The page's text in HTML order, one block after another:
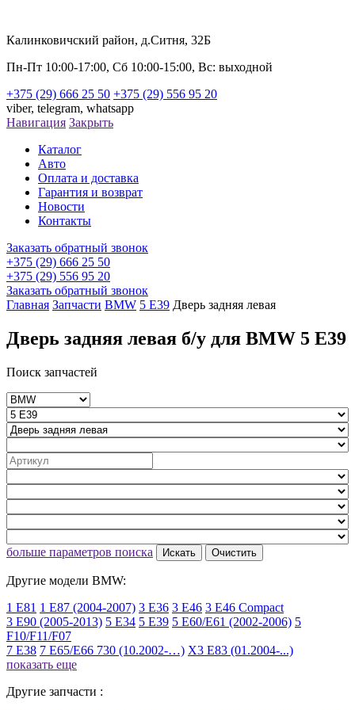
Калинковичский район, д.Ситня, 32Б
Пн-Пт 10:00-17:00, Сб 10:00-15:00, Вс: выходной
+375 (29) 666 25 50 +375 (29) 556 95 20
viber, telegram, whatsapp
Навигация Закрыть
Каталог
Авто
Оплата и доставка
Гарантия и возврат
Новости
Контакты
Заказать обратный звонок
+375 (29) 666 25 50
+375 (29) 556 95 20
Заказать обратный звонок
Главная Запчасти BMW 5 E39 Дверь задняя левая
Дверь задняя левая б/у для BMW 5 E39
Поиск запчастей
больше параметров поиска Искать Очистить
Другие модели BMW:
1 E81 1 E87 (2004-2007) 3 E36 3 E46 3 E46 Compact
3 E90 (2005-2013) 5 E34 5 E39 5 E60/E61 (2002-2006) 5
F10/F11/F07
7 E38 7 E65/E66 730 (10.2002-…) X3 E83 (01.2004-...)
показать еще
Другие запчасти :